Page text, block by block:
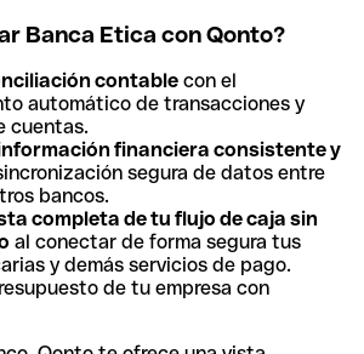
Banca Etica con Qonto?
contable con el
automático de transacciones y
cuentas.
financiera consistente y
segura de datos entre
bancos.
completa de tu flujo de caja sin
al conectar de forma segura tus
y demás servicios de pago.
de tu empresa con